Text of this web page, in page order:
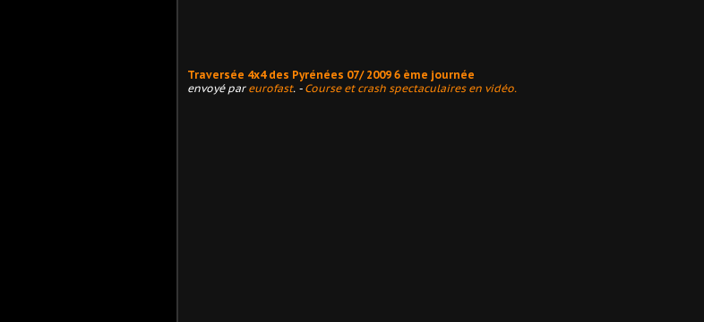
Traversée 4x4 des Pyrénées 07/ 2009 6 ème journée
envoyé par eurofast. - Course et crash spectaculaires en vidéo.